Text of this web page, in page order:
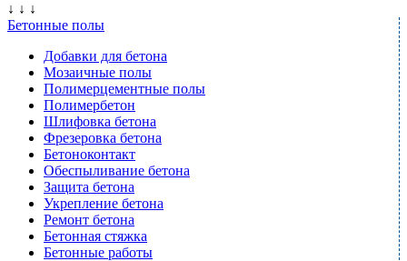
↓ ↓ ↓
Бетонные полы
Добавки для бетона
Мозаичные полы
Полимерцементные полы
Полимербетон
Шлифовка бетона
Фрезеровка бетона
Бетоноконтакт
Обеспыливание бетона
Защита бетона
Укрепление бетона
Ремонт бетона
Бетонная стяжка
Бетонные работы